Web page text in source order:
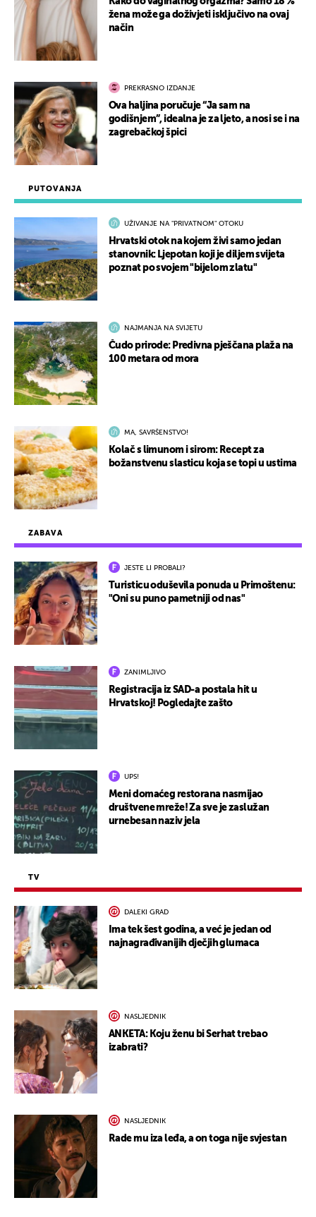
ZABAVA
JESTE LI PROBALI?
Turisticu oduševila ponuda u Primoštenu:
"Oni su puno pametniji od nas"
ZANIMLJIVO
Registracija iz SAD-a postala hit u
Hrvatskoj! Pogledajte zašto
UPS!
Meni domaćeg restorana nasmijao
društvene mreže! Za sve je zaslužan
urnebesan naziv jela
TV
DALEKI GRAD
Ima tek šest godina, a već je jedan od
najnagrađivanijih dječjih glumaca
NASLJEDNIK
ANKETA: Koju ženu bi Serhat trebao
izabrati?
NASLJEDNIK
Rade mu iza leđa, a on toga nije svjestan
PUTOVANJA
UŽIVANJE NA "PRIVATNOM" OTOKU
Hrvatski otok na kojem živi samo jedan
stanovnik: Ljepotan koji je diljem svijeta
poznat po svojem "bijelom zlatu"
NAJMANJA NA SVIJETU
Čudo prirode: Predivna pješčana plaža na
100 metara od mora
MA, SAVRŠENSTVO!
Kolač s limunom i sirom: Recept za
božanstvenu slasticu koja se topi u ustima
žena može ga doživjeti isključivo na ovaj
način
PREKRASNO IZDANJE
Ova haljina poručuje “Ja sam na
godišnjem”, idealna je za ljeto, a nosi se i na
zagrebačkoj špici